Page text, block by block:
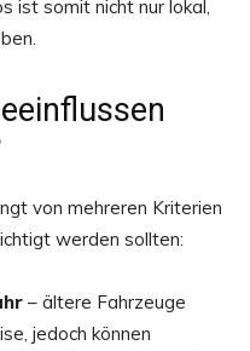
ist somit nicht nur lokal,
von mehreren Kriterien
werden sollten:
– ältere Fahrzeuge
jedoch können